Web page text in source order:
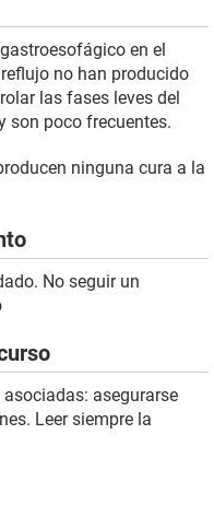
en el
no han producido
las fases leves del
son poco frecuentes.
ninguna cura a la
No seguir un
asegurarse
Leer siempre la